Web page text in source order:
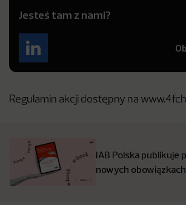
Jesteś tam z nami?
Regulamin akcji dostępny na
IAB Polska publikuje
nowych